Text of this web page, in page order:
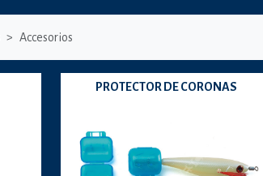
Accesorios
PROTECTOR DE CORONAS